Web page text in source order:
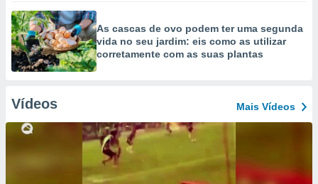
As cascas de ovo podem ter uma segunda
vida no seu jardim: eis como as utilizar
corretamente com as suas plantas
Vídeos Mais Vídeos